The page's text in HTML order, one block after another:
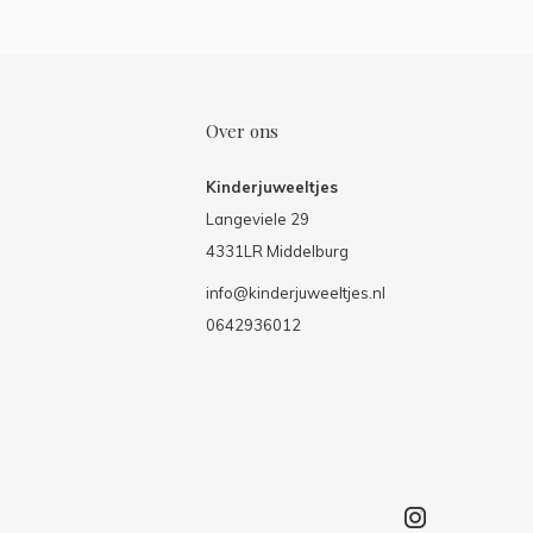
Over ons
Kinderjuweeltjes
Langeviele 29
4331LR Middelburg
info@kinderjuweeltjes.nl
0642936012